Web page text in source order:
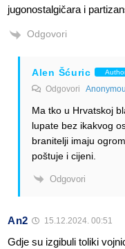
jugonostalgičara i
Odgovori
Alen Šćuric
Odgovori
Ma tko u Hrvatskoj
lupate bez ikakvog
branitelji imaju
poštuje i cijeni.
Odgovori
An2 15.12.2024. 00:51
Gdje su izgibuli toliki